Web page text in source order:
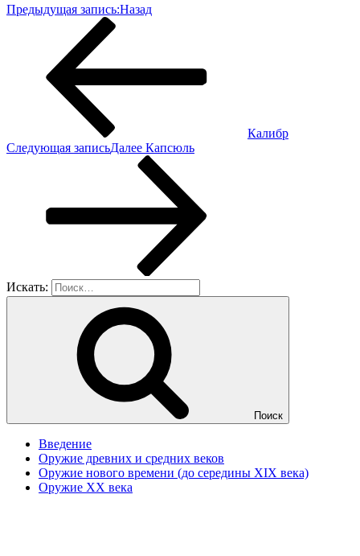
Предыдущая запись:Назад
Калибр
Следующая записьДалее Капсюль
Искать:
Поиск
Введение
Оружие древних и средних веков
Оружие нового времени (до середины XIX века)
Оружие XX века